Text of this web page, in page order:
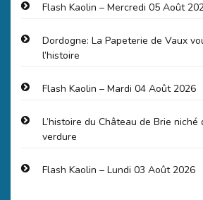
Flash Kaolin – Mercredi 05 Août
Dordogne: La Papeterie de Vaux
l’histoire
Flash Kaolin – Mardi 04 Août 2026
L’histoire du Château de Brie
verdure
Flash Kaolin – Lundi 03 Août 2026